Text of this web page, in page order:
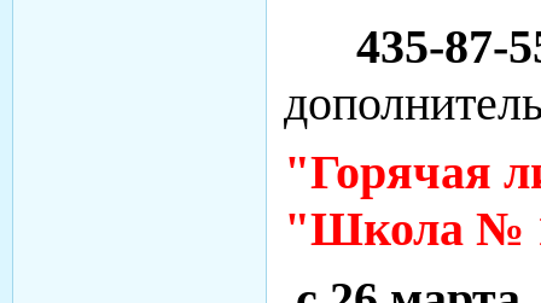
435-87-
"Горячая
"Школа №